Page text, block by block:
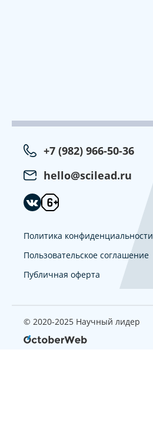
+7 (982) 966-50-36
hello@scilead.ru
Политика конфиденциальности
Пользовательское соглашение
Публичная оферта
© 2020-2025 Научный лидер